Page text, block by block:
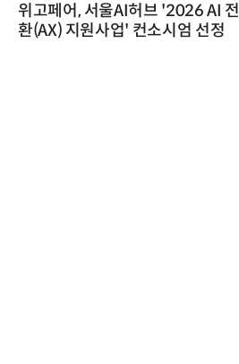
위고페어, 서울AI허브 '2026 AI 전
환(AX) 지원사업' 컨소시엄 선정